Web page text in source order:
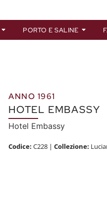
PORTO E SALINE
ANNO 1961
HOTEL EMBASSY
Hotel Embassy
Codice: C228 | Collezione: